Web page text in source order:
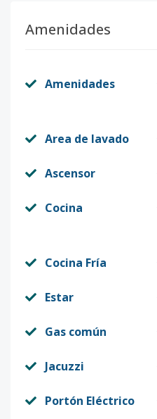
Amenidades
Amenidades
Area de lavado
Ascensor
Cocina
Cocina Fría
Estar
Gas común
Jacuzzi
Portón Eléctrico